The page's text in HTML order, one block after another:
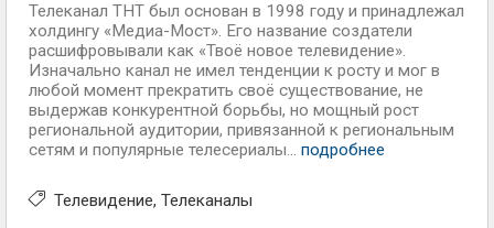
Телеканал ТНТ был основан в 1998 году и принадлежал
холдингу «Медиа-Мост». Его название создатели
расшифровывали как «Твоё новое телевидение».
Изначально канал не имел тенденции к росту и мог в
любой момент прекратить своё существование, не
выдержав конкурентной борьбы, но мощный рост
региональной аудитории, привязанной к региональным
сетям и популярные телесериалы... подробнее
Телевидение Телеканалы